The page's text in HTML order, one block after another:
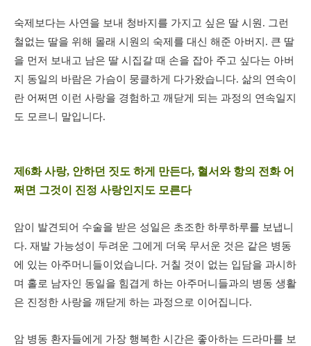
숙제보다는 사연을 보내 청바지를 가지고 싶은 딸 시원. 그런
철없는 딸을 위해 몰래 시원의 숙제를 대신 해준 아버지. 큰 딸
을 먼저 보내고 남은 딸 시집갈 때 손을 잡아 주고 싶다는 아버
지 동일의 바람은 가슴이 뭉클하게 다가왔습니다. 삶의 연속이
란 어쩌면 이런 사랑을 경험하고 깨닫게 되는 과정의 연속일지
도 모르니 말입니다.
제6화 사랑, 안하던 짓도 하게 만든다, 혈서와 항의 전화 어
쩌면 그것이 진정 사랑인지도 모른다
암이 발견되어 수술을 받은 성일은 초조한 하루하루를 보냅니
다. 재발 가능성이 두려운 그에게 더욱 무서운 것은 같은 병동
에 있는 아주머니들이었습니다. 거칠 것이 없는 입담을 과시하
며 홀로 남자인 동일을 힘겹게 하는 아주머니들과의 병동 생활
은 진정한 사랑을 깨닫게 하는 과정으로 이어집니다.
암 병동 환자들에게 가장 행복한 시간은 좋아하는 드라마를 보